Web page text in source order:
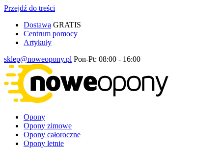
Przejdź do treści
Dostawa GRATIS
Centrum pomocy
Artykuły
sklep@noweopony.pl Pon-Pt: 08:00 - 16:00
Opony
Opony zimowe
Opony całoroczne
Opony letnie